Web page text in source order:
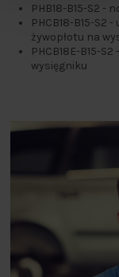
PHB18-B15-S2 -
PHCB18-B15-S2
żywopłotu na
PHCB18E-B15-
wysięgniku